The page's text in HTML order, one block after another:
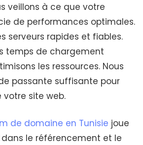
veillons à ce que votre
de performances optimales.
serveurs rapides et fiables.
temps de chargement
les ressources. Nous
passante suffisante pour
site web.
de domaine en Tunisie joue
le référencement et le